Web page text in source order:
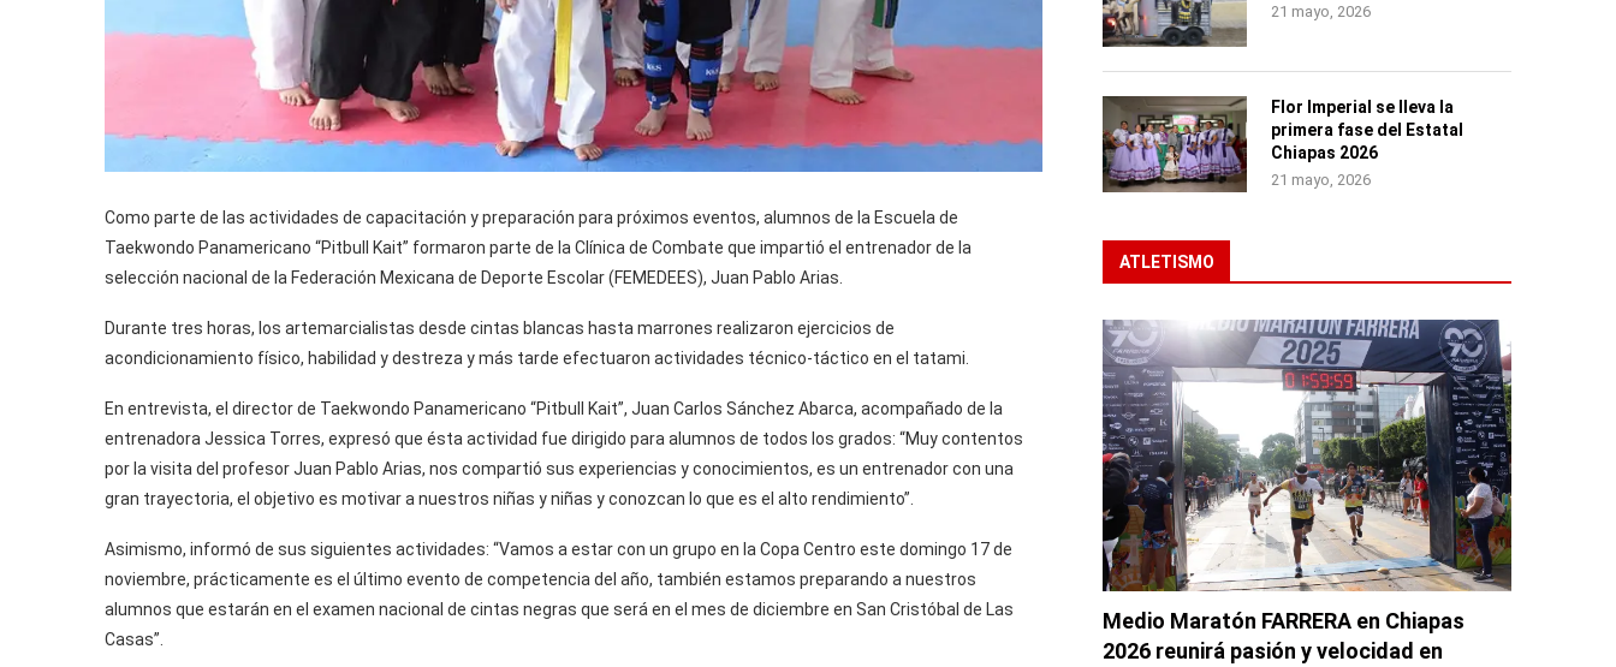
Como parte de las actividades de capacitación y preparación para próximos eventos, alumnos de la Escuela de
Taekwondo Panamericano “Pitbull Kait” formaron parte de la Clínica de Combate que impartió el entrenador de la
selección nacional de la Federación Mexicana de Deporte Escolar (FEMEDEES), Juan Pablo Arias.
Durante tres horas, los artemarcialistas desde cintas blancas hasta marrones realizaron ejercicios de
acondicionamiento físico, habilidad y destreza y más tarde efectuaron actividades técnico-táctico en el tatami.
En entrevista, el director de Taekwondo Panamericano “Pitbull Kait”, Juan Carlos Sánchez Abarca, acompañado de la
entrenadora Jessica Torres, expresó que ésta actividad fue dirigido para alumnos de todos los grados: “Muy contentos
por la visita del profesor Juan Pablo Arias, nos compartió sus experiencias y conocimientos, es un entrenador con una
gran trayectoria, el objetivo es motivar a nuestros niñas y niñas y conozcan lo que es el alto rendimiento”.
Asimismo, informó de sus siguientes actividades: “Vamos a estar con un grupo en la Copa Centro este domingo 17 de
noviembre, prácticamente es el último evento de competencia del año, también estamos preparando a nuestros
alumnos que estarán en el examen nacional de cintas negras que será en el mes de diciembre en San Cristóbal de Las
Casas”.
21 mayo, 2026
Flor Imperial se lleva la
primera fase del Estatal
Chiapas 2026
21 mayo, 2026
ATLETISMO
Medio Maratón FARRERA en Chiapas
2026 reunirá pasión y velocidad en